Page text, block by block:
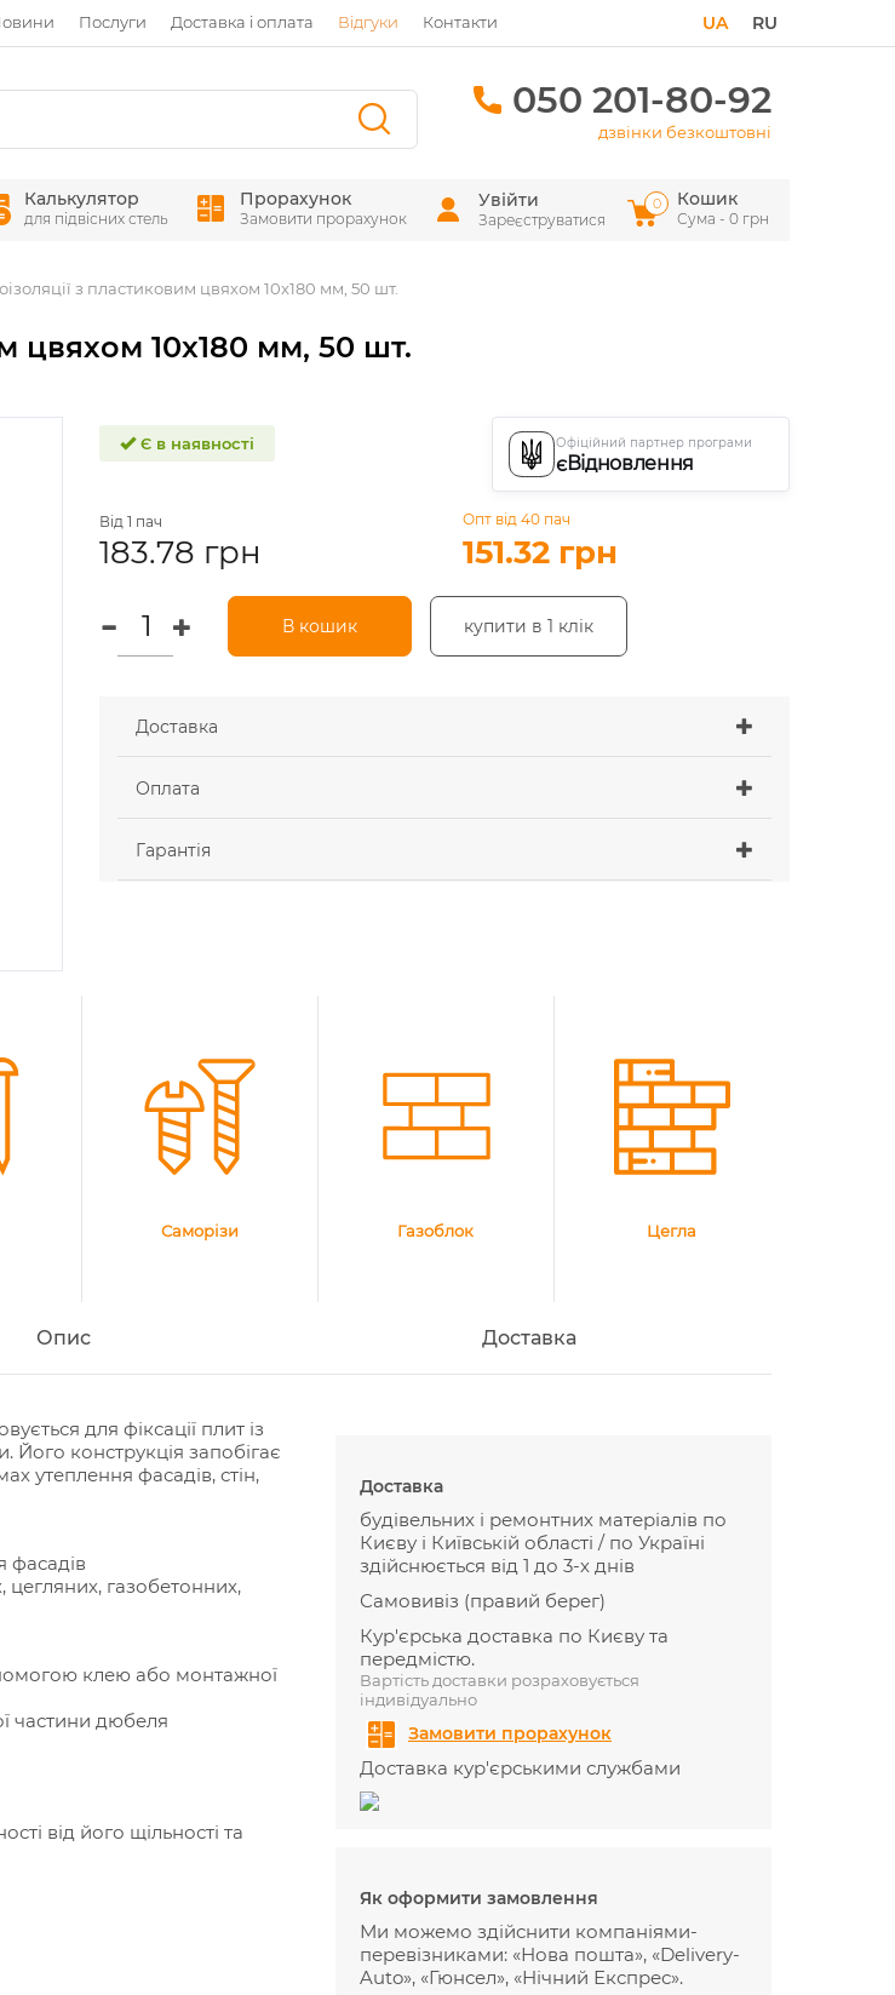
Послуги Доставка і оплата Відгуки Контакти RU
UA
050 201-80-92
дзвінки безкоштовні
Калькулятор
для підвісних стель
Прорахунок
Замовити прорахунок
Увійти
Зареєструватися
Кошик
Сума - 0 грн
0
з пластиковим цвяхом 10x180 мм, 50 шт.
цвяхом 10x180 мм, 50 шт.
Є в наявності Офіційний партнер програми
єВідновлення
Від 1 пач
183.78 грн
Опт від 40 пач
151.32 грн
В кошик купити в 1 клік
Доставка
Оплата
Гарантія
Саморізи Газоблок Цегла
Опис Доставка
для фіксації плит із
Його конструкція запобігає
утеплення фасадів, стін,
фасадів
цегляних, газобетонних,
клею або монтажної
частини дюбеля
від його щільності та
Доставка
будівельних і ремонтних матеріалів по
Києву і Київській області / по Україні
здійснюється від 1 до 3-х днів
Самовивіз (правий берег)
Кур'єрська доставка по Києву та
передмістю.
Вартість доставки розраховується
індивідуально
Замовити прорахунок
Доставка кур'єрськими службами
Як оформити замовлення
Ми можемо здійснити компаніями-
перевізниками: «Нова пошта», «Delivery-
Auto», «Гюнсел», «Нічний Експрес».